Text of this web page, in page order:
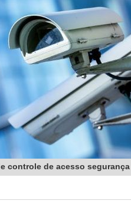
controle de acesso segurança